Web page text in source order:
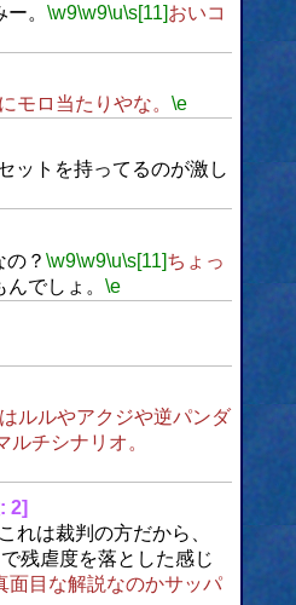
。 \w9\w9\u\s[11]おいコ
モロ当たりやな。 \e
ットを持ってるのが激し
？ \w9\w9\u\s[11]ちょっ
でしょ。 \e
ルルやアクジや逆パンダ
チシナリオ。
2]
これは裁判の方だから、
残虐度を落とした感じ
面目な解説なのかサッパ